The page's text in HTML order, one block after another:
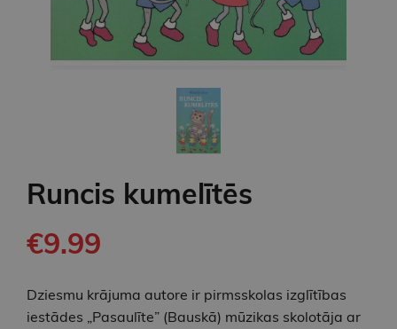
Runcis kumelītēs
€9.99
Dziesmu krājuma autore ir pirmsskolas izglītības
iestādes „Pasaulīte” (Bauskā) mūzikas skolotāja ar